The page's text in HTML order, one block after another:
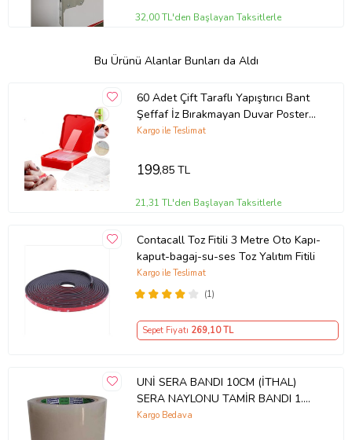
32,00 TL'den Başlayan Taksitlerle
Bu Ürünü Alanlar Bunları da Aldı
60 Adet Çift Taraflı Yapıştırıcı Bant
Şeffaf İz Bırakmayan Duvar Poster
Süs Balon Bandı 1 x 4 cm
Kargo ile Teslimat
199,85 TL
21,31 TL'den Başlayan Taksitlerle
Contacall Toz Fitili 3 Metre Oto Kapı-
kaput-bagaj-su-ses Toz Yalıtım Fitili
(1)
Kargo ile Teslimat
Sepet Fiyatı 269,10 TL
UNİ SERA BANDI 10CM (İTHAL)
SERA NAYLONU TAMİR BANDI 1.
SINIF BASINCA DUYARLI TAMİR
Kargo Bedava